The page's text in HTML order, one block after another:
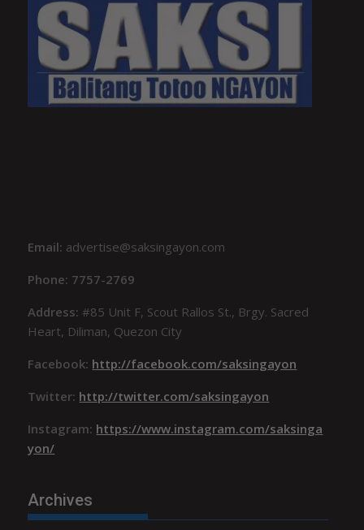
Email: advertise@saksingayon.com
Phone: 7757-2769
Address:#85 Unit F, Scout Rallos St., Brgy. Sacred
Heart, Diliman, Quezon City
Facebook: http://facebook.com/saksingayon
Twitter: http://twitter.com/saksingayon
Instagram: https://www.instagram.com/saksinga
yon/
Archives